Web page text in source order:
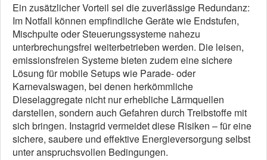
Ein zusätzlicher Vorteil sei die zuverlässige Redundanz:
Im Notfall können empfindliche Geräte wie Endstufen,
Mischpulte oder Steuerungssysteme nahezu
unterbrechungsfrei weiterbetrieben werden. Die leisen,
emissionsfreien Systeme bieten zudem eine sichere
Lösung für mobile Setups wie Parade- oder
Karnevalswagen, bei denen herkömmliche
Dieselaggregate nicht nur erhebliche Lärmquellen
darstellen, sondern auch Gefahren durch Treibstoffe mit
sich bringen. Instagrid vermeidet diese Risiken – für eine
sichere, saubere und effektive Energieversorgung selbst
unter anspruchsvollen Bedingungen.